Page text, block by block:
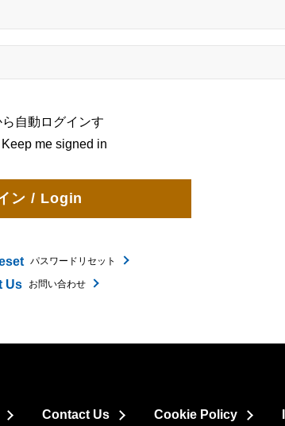
自動ログインす
me signed in
パスワードリセット
Us お問い合わせ
Contact Us Cookie Policy